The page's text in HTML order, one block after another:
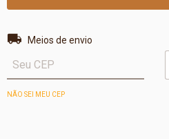
Entregas para o CEP:
Meios de envio
NÃO SEI MEU CEP